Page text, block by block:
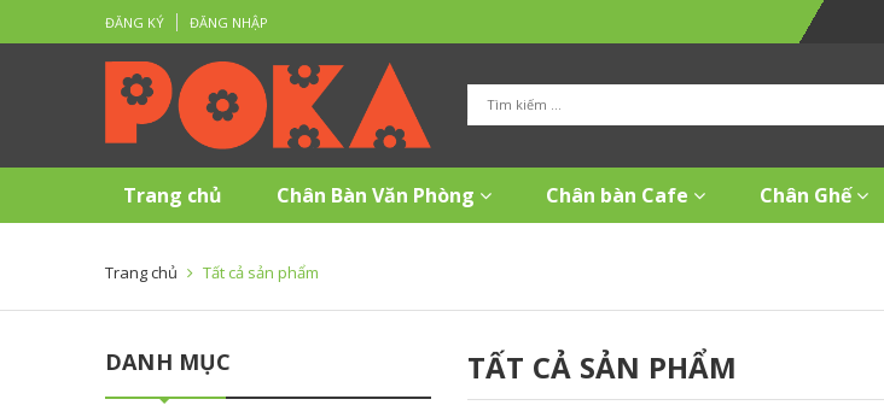
ĐĂNG KÝ ĐĂNG NHẬP
Trang chủ Chân Bàn Văn Phòng Chân bàn Cafe Chân Ghế
Trang chủ Tất cả sản phẩm
TẤT CẢ SẢN PHẨM
DANH MỤC